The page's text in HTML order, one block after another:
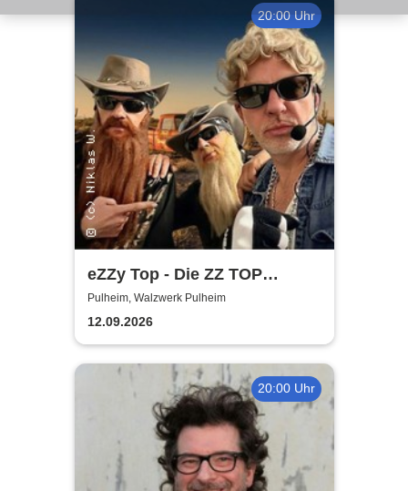
20:00 Uhr
eZZy Top - Die ZZ TOP
Coverband
Pulheim, Walzwerk Pulheim
12.09.2026
20:00 Uhr